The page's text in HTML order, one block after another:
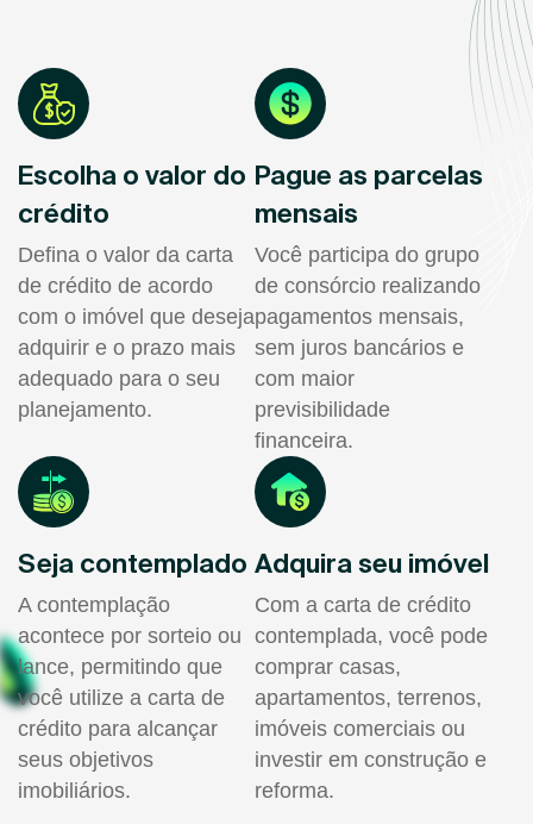
Escolha o valor do
crédito
Defina o valor da carta
de crédito de acordo
com o imóvel que deseja
adquirir e o prazo mais
adequado para o seu
planejamento.
Pague as parcelas
mensais
Você participa do grupo
de consórcio realizando
pagamentos mensais,
sem juros bancários e
com maior
previsibilidade
financeira.
Seja contemplado
A contemplação
acontece por sorteio ou
lance, permitindo que
você utilize a carta de
crédito para alcançar
seus objetivos
imobiliários.
Adquira seu imóvel
Com a carta de crédito
contemplada, você pode
comprar casas,
apartamentos, terrenos,
imóveis comerciais ou
investir em construção e
reforma.